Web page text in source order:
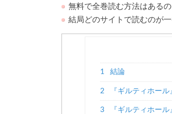
無料で全巻読む方法はあるの
結局どのサイトで読むのが一
1 結論
2 『ギルティホー
3 『ギルティホー